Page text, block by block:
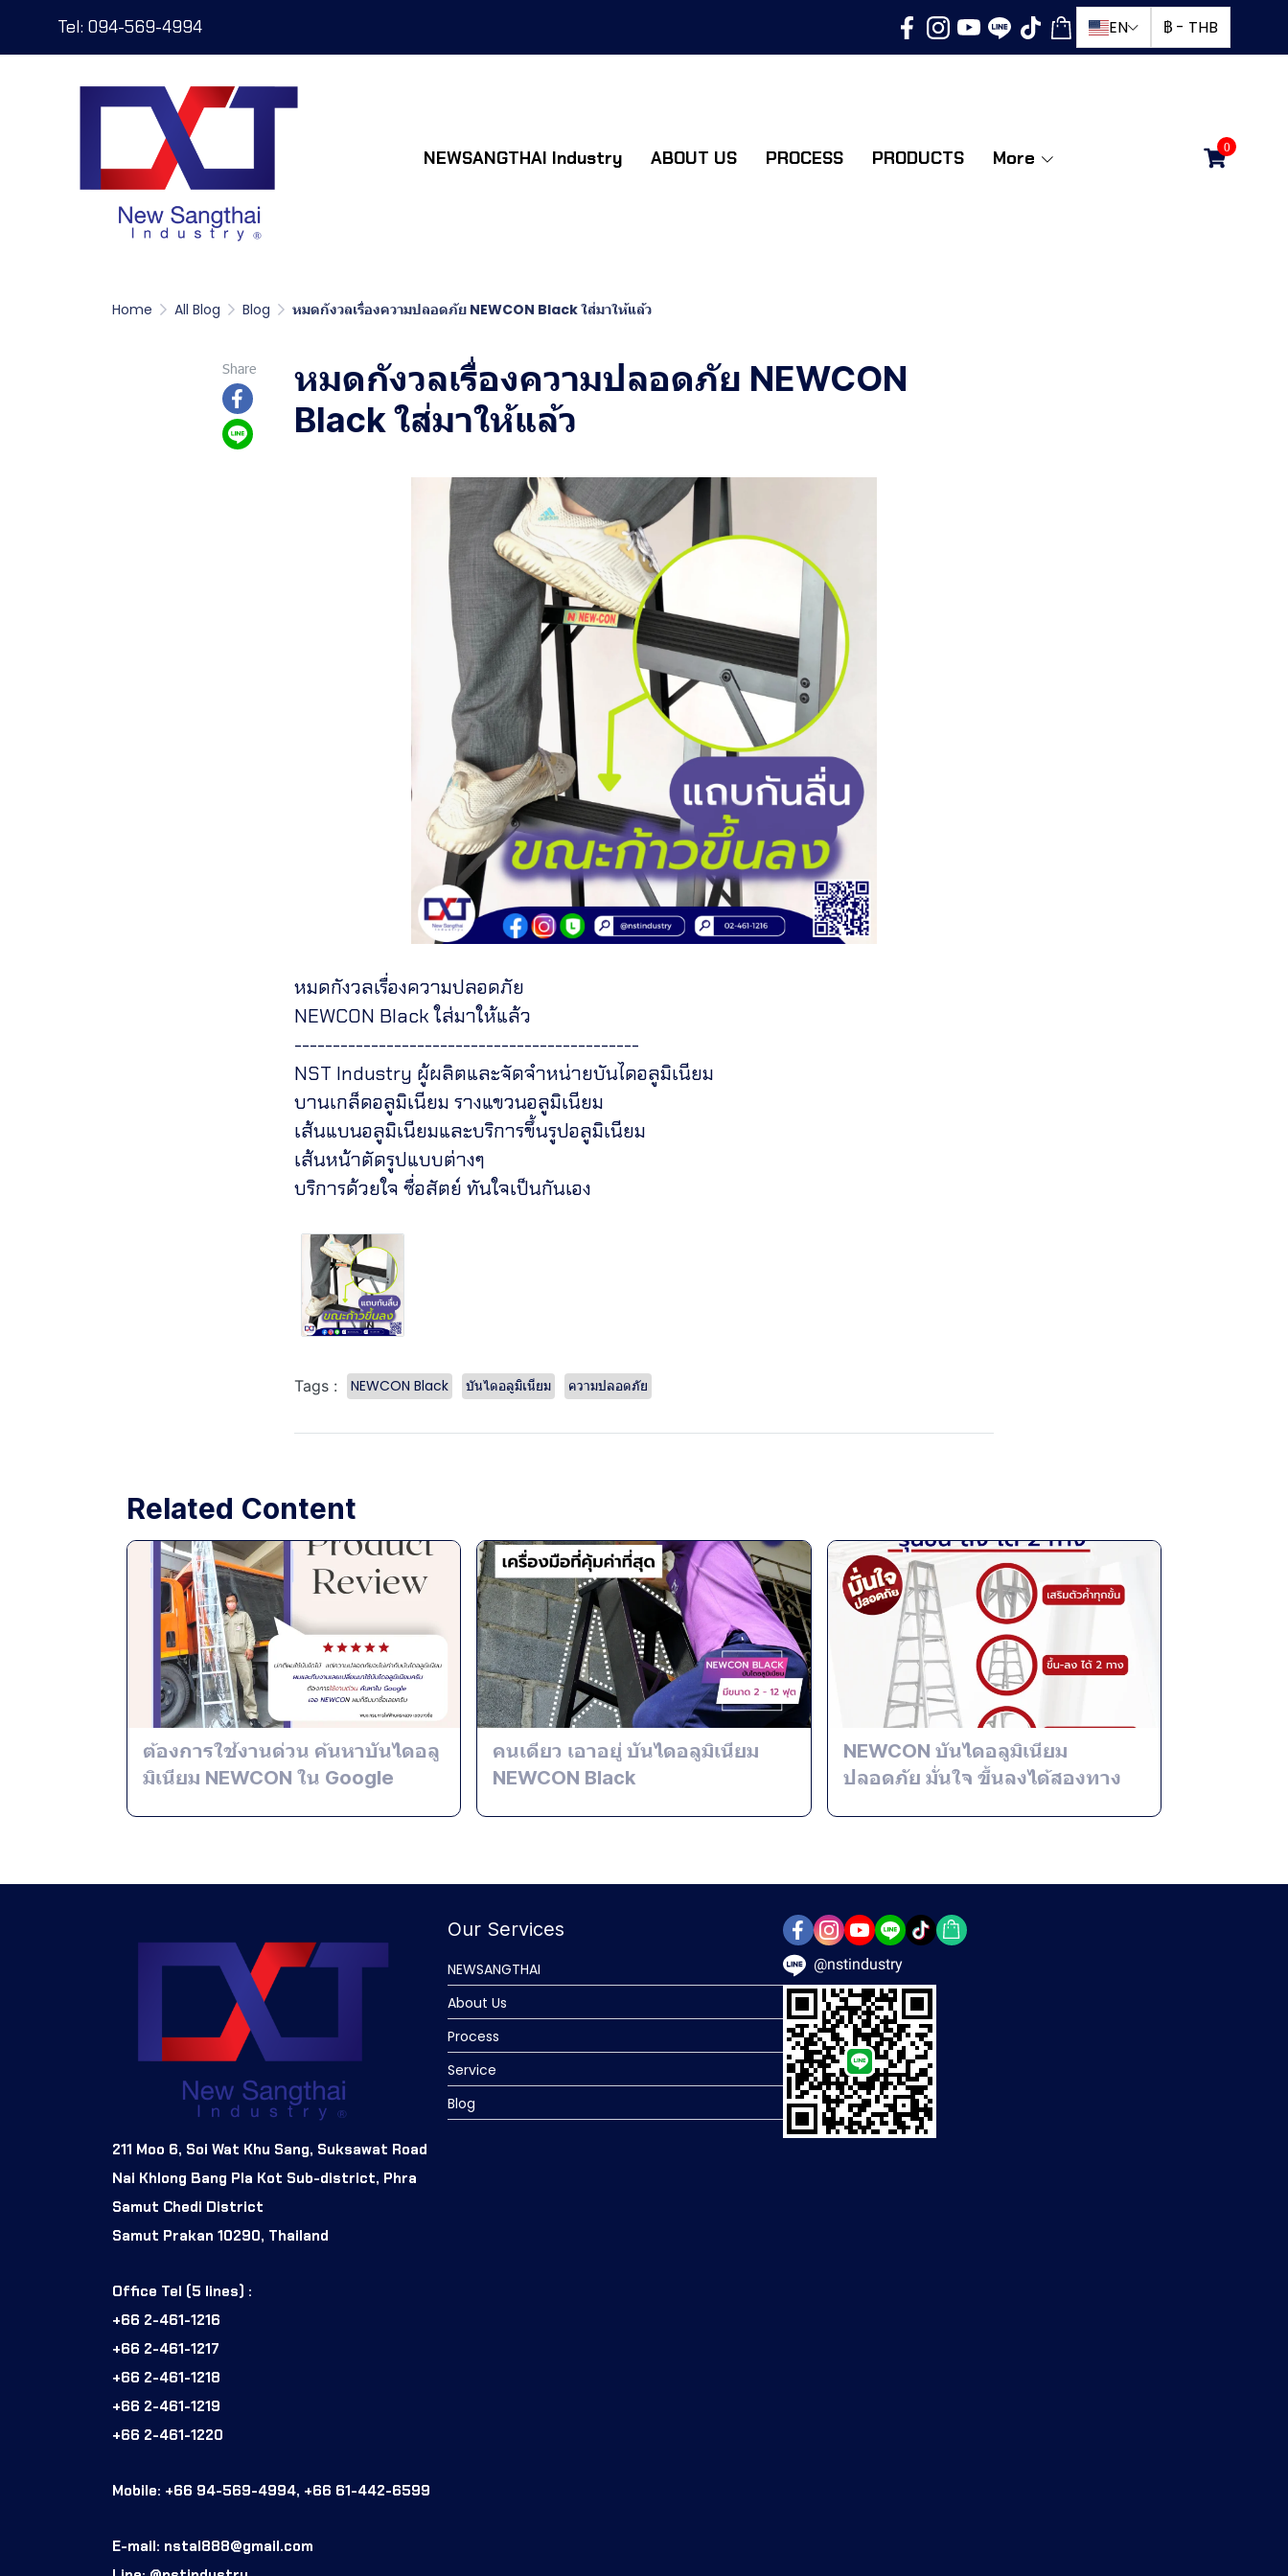
Tel: 094-569-4994 EN ฿ - THB
NEWSANGTHAI Industry ABOUT US PROCESS PRODUCTS More 0
Home All Blog Blog หมดกังวลเรื่องความปลอดภัย NEWCON Black ใส่มาให้แล้ว
Share
หมดกังวลเรื่องความปลอดภัย NEWCON
Black ใส่มาให้แล้ว
หมดกังวลเรื่องความปลอดภัย
NEWCON Black ใส่มาให้แล้ว
---------------------------------------------
NST Industry ผู้ผลิตและจัดจำหน่ายบันไดอลูมิเนียม
บานเกล็ดอลูมิเนียม รางแขวนอลูมิเนียม
เส้นแบนอลูมิเนียมและบริการขึ้นรูปอลูมิเนียม
เส้นหน้าตัดรูปแบบต่างๆ
บริการด้วยใจ ซื่อสัตย์ ทันใจเป็นกันเอง
Tags : NEWCON Black บันไดอลูมิเนียม ความปลอดภัย
Related Content
ต้องการใช้งานด่วน ค้นหาบันไดอลู
มิเนียม NEWCON ใน Google
คนเดียว เอาอยู่ บันไดอลูมิเนียม
NEWCON Black
NEWCON บันไดอลูมิเนียม
ปลอดภัย มั่นใจ ขึ้นลงได้สองทาง
211 Moo 6, Soi Wat Khu Sang, Suksawat Road
Nai Khlong Bang Pla Kot Sub-district, Phra
Samut Chedi District
Samut Prakan 10290, Thailand
Office Tel (5 lines) :
+66 2-461-1216
+66 2-461-1217
+66 2-461-1218
+66 2-461-1219
+66 2-461-1220
Mobile: +66 94-569-4994, +66 61-442-6599
E-mail: nstal888@gmail.com
Our Services
NEWSANGTHAI
About Us
Process
Service
Blog
@nstindustry